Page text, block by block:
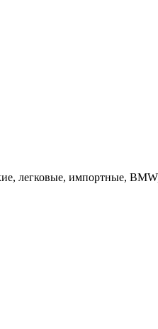
легковые, импортные,